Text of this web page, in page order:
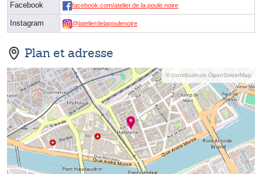
Facebook facebook.com/atelier.de.la.poule.noire
Instagram @latelierdelapoulenoire
Plan et adresse
© contributeurs OpenStreetMap